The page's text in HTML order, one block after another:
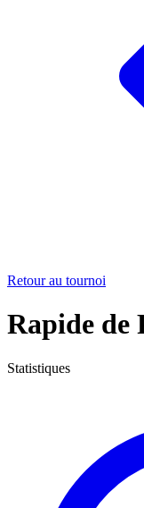
Retour au tournoi
Rapide de
Statistiques